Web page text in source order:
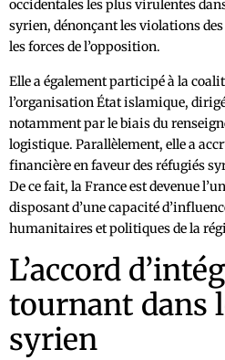
occidentales les plus virulentes
syrien, dénonçant les violations
les forces de l’opposition.
Elle a également participé à la
l’organisation État islamique,
notamment par le biais du
logistique. Parallèlement, elle a
financière en faveur des réfugiés
De ce fait, la France est devenue
disposant d’une capacité
humanitaires et politiques de la
L’accord
tournant dans
syrien